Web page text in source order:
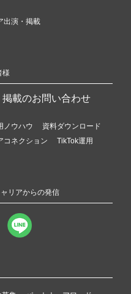
出演・掲載
様
掲載のお問い合わせ
ノウハウ
資料ダウンロード
コネクション
TikTok運用
リアからの発信